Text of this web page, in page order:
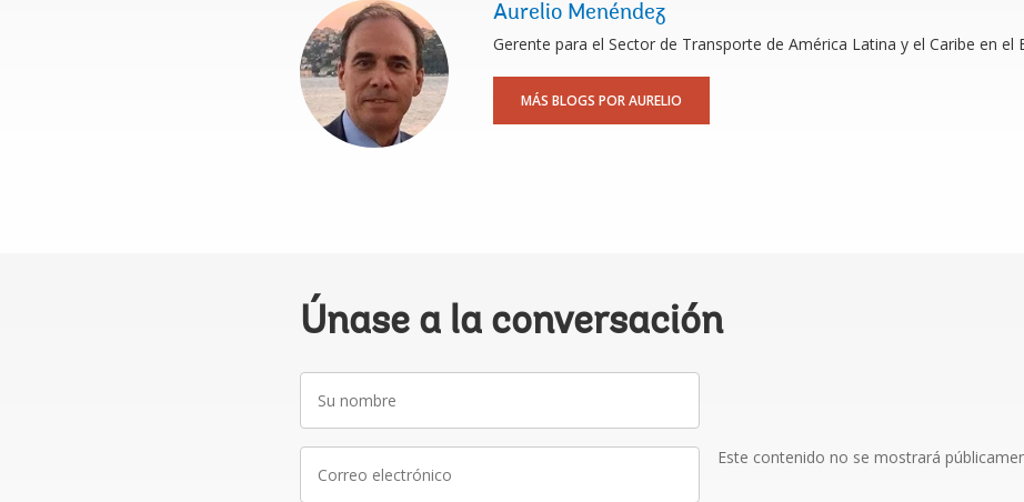
Aurelio Menéndez
Gerente para el Sector de Transporte de América Latina y el Caribe en el
MÁS BLOGS POR AURELIO
Únase a la conversación
Su
nombre
Correo
electrónico
Este contenido no se mostrará